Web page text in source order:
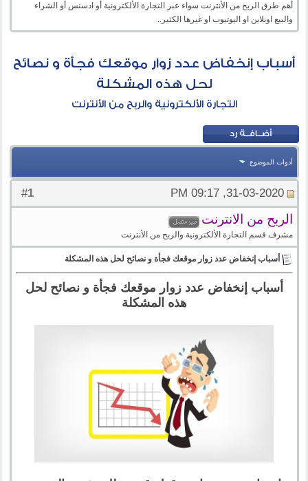
أهم طرق الربح من الأنترنت سواء عبر التجارة الألكترونية أو ادسنس أو الشراء
والبيع اونلاين او اليوتيوب او غيرها الكثير..
أسباب إنخفاض عدد زوار موقعك فجأة و نصائح
لحل هذه المشكلة
التجارة الألكترونية والربح من الأنترنت
أدوات الموضوع
#
1 31-03-2020, 09:17 PM
الربح من الانترنت
مشرف قسم التجارة الألكترونية والربح من الأنترنت
أسباب إنخفاض عدد زوار موقعك فجأة و نصائح لحل هذه المشكلة
أسباب إنخفاض عدد زوار موقعك فجأة و نصائح لحل
هذه المشكلة